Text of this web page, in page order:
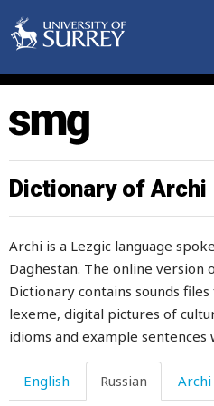
Dictionary of Archi
Archi is a Lezgic language
Daghestan. The online version
Dictionary contains sounds
lexeme, digital pictures of
idioms and example
English Russian Archi
помолвка
понадобиться
понедельник
понемногу
понимать
понос
понятно
понятный